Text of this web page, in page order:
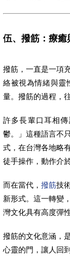
伍、撥筋：療
撥筋，一直是一項
絡被視為情緒與靈
量。撥筋的過程，
許多長輩口耳相
鬱。」這種語言不
式，在台灣各地略
徒手操作，動作介
而在當代，撥筋技
新形式。這一轉變
灣文化具有高度彈
撥筋的文化意涵，
心靈的門，讓人回